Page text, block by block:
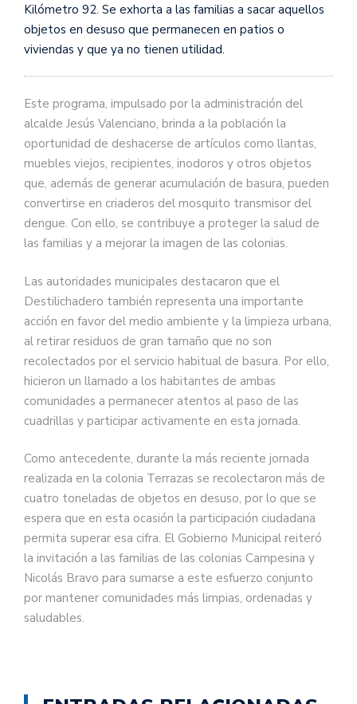
Kilómetro 92. Se exhorta a las familias a sacar aquellos
objetos en desuso que permanecen en patios o
viviendas y que ya no tienen utilidad.
Este programa, impulsado por la administración del
alcalde Jesús Valenciano, brinda a la población la
oportunidad de deshacerse de artículos como llantas,
muebles viejos, recipientes, inodoros y otros objetos
que, además de generar acumulación de basura, pueden
convertirse en criaderos del mosquito transmisor del
dengue. Con ello, se contribuye a proteger la salud de
las familias y a mejorar la imagen de las colonias.
Las autoridades municipales destacaron que el
Destilichadero también representa una importante
acción en favor del medio ambiente y la limpieza urbana,
al retirar residuos de gran tamaño que no son
recolectados por el servicio habitual de basura. Por ello,
hicieron un llamado a los habitantes de ambas
comunidades a permanecer atentos al paso de las
cuadrillas y participar activamente en esta jornada.
Como antecedente, durante la más reciente jornada
realizada en la colonia Terrazas se recolectaron más de
cuatro toneladas de objetos en desuso, por lo que se
espera que en esta ocasión la participación ciudadana
permita superar esa cifra. El Gobierno Municipal reiteró
la invitación a las familias de las colonias Campesina y
Nicolás Bravo para sumarse a este esfuerzo conjunto
por mantener comunidades más limpias, ordenadas y
saludables.